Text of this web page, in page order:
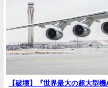
【破壊】『世界最大の超大型